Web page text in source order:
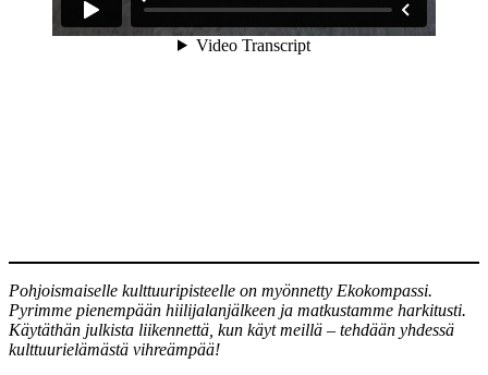
Pohjoismaiselle kulttuuripisteelle on myönnetty Ekokompassi.
Pyrimme pienempään hiilijalanjälkeen ja matkustamme harkitusti.
Käytäthän julkista liikennettä, kun käyt meillä – tehdään yhdessä
kulttuurielämästä vihreämpää!